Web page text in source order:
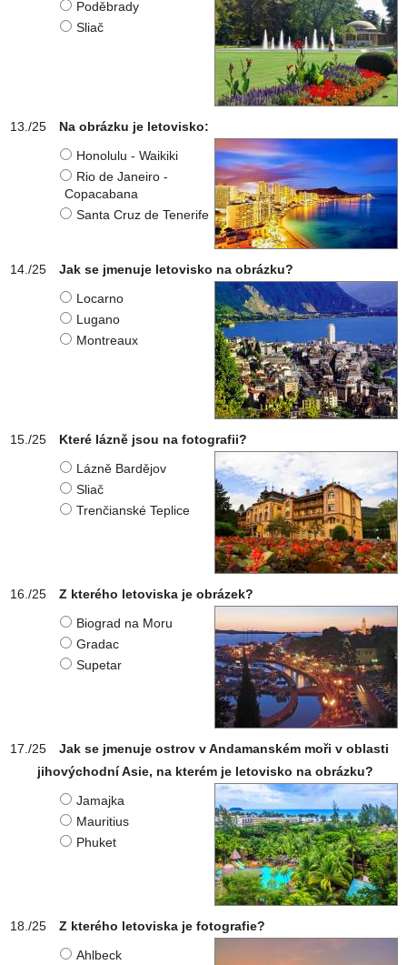
Poděbrady
Sliač
Na obrázku je letovisko:
Honolulu - Waikiki
Rio de Janeiro -
Copacabana
Santa Cruz de Tenerife
Jak se jmenuje letovisko na obrázku?
Locarno
Lugano
Montreaux
Které lázně jsou na fotografii?
Lázně Bardějov
Sliač
Trenčianské Teplice
Z kterého letoviska je obrázek?
Biograd na Moru
Gradac
Supetar
Jak se jmenuje ostrov v Andamanském moři v oblasti
jihovýchodní Asie, na kterém je letovisko na obrázku?
Jamajka
Mauritius
Phuket
Z kterého letoviska je fotografie?
Ahlbeck